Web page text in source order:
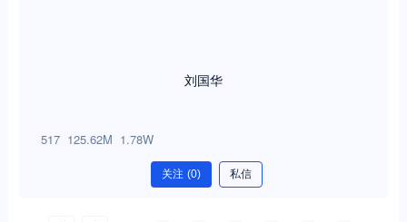
刘国华
517 125.62M 1.78W
关注 (0) 私信